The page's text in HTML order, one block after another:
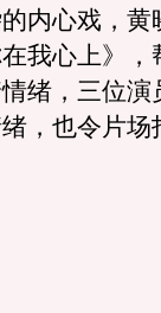
内心戏，黄
我心上》，
绪，三位演
，也令片场